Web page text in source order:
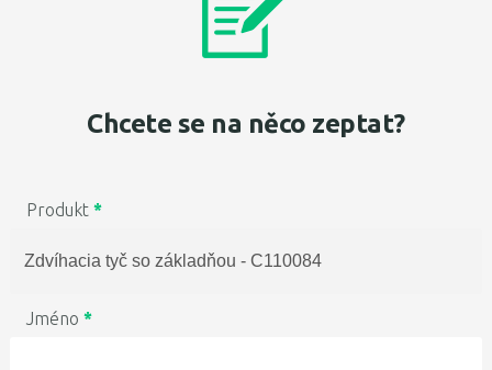
Chcete se na něco zeptat?
Produkt*
Jméno *